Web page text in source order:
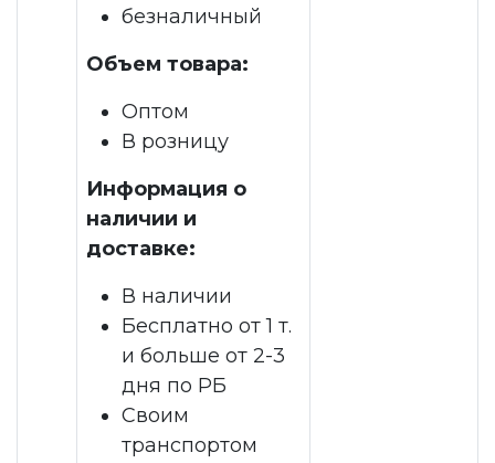
безналичный
Объем товара:
Оптом
В розницу
Информация о
наличии и
доставке:
В наличии
Бесплатно от 1 т.
и больше от 2-3
дня по РБ
Своим
транспортом